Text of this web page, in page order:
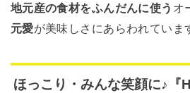
地元産の食材をふんだんに使う オ
元愛が美味しさにあらわれていま
ほっこり・みんな笑顔に♪『